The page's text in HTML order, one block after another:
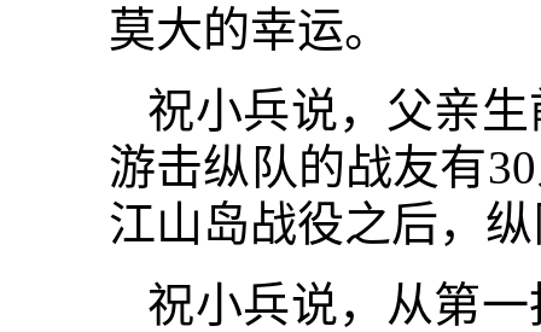
莫大的幸运。
祝小兵说，父亲
游击纵队的战友有
江山岛战役之后，
祝小兵说，从第